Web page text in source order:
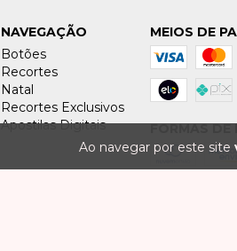
Ao navegar por este site
NAVEGAÇÃO
Botões
Recortes
Natal
Recortes Exclusivos
Apostilas Digitais
MEIOS DE
FORMAS DE